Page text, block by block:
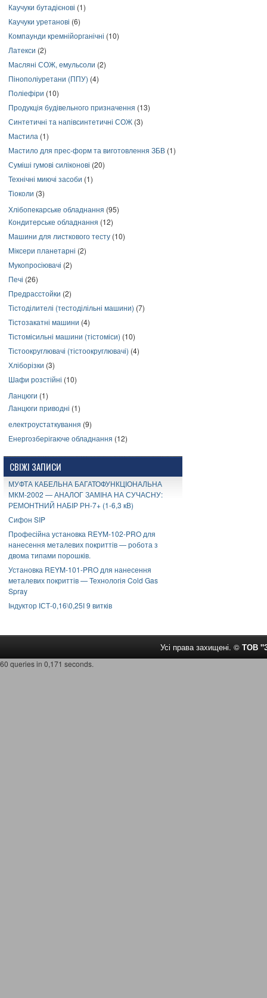
Каучуки бутадієнові (1)
Каучуки уретанові (6)
Компаунди кремнійорганічні (10)
Латекси (2)
Масляні СОЖ, емульсоли (2)
Пінополіуретани (ППУ) (4)
Поліефіри (10)
Продукція будівельного призначення (13)
Синтетичні та напівсинтетичні СОЖ (3)
Мастила (1)
Мастило для прес-форм та виготовлення ЗБВ (1)
Суміші гумові силіконові (20)
Технічні миючі засоби (1)
Тіоколи (3)
Хлібопекарське обладнання (95)
Кондитерське обладнання (12)
Машини для листкового тесту (10)
Міксери планетарні (2)
Мукопросіювачі (2)
Печі (26)
Предрасстойки (2)
Тістоділителі (тестоділільні машини) (7)
Тістозакатні машини (4)
Тістомісильні машини (тістоміси) (10)
Тістоокруглювачі (тістоокруглювачі) (4)
Хліборізки (3)
Шафи розстійні (10)
Ланцюги (1)
Ланцюги приводні (1)
електроустаткування (9)
Енергозберігаюче обладнання (12)
СВІЖІ ЗАПИСИ
МУФТА КАБЕЛЬНА БАГАТОФУНКЦІОНАЛЬНА
МКМ-2002 — АНАЛОГ ЗАМІНА НА СУЧАСНУ:
РЕМОНТНИЙ НАБІР РН-7+ (1-6,3 кВ)
Сифон SIP
Професійна установка REYM-102-PRO для
нанесення металевих покриттів — робота з
двома типами порошків.
Установка REYM-101-PRO для нанесення
металевих покриттів — Технологія Cold Gas
Spray
Індуктор ІСТ-0,16\0,25І 9 витків
Усі права захищені. © ТОВ
60 queries in 0,171 seconds.